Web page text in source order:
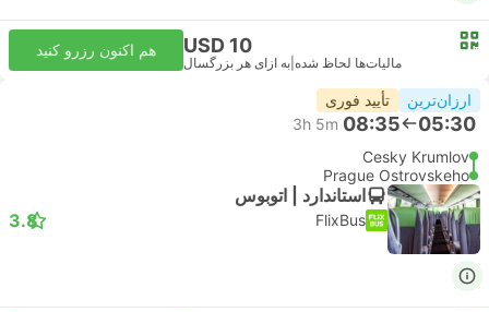
USD 10
مالیات‌ها لحاظ شده به ازای هر بزرگسال
هم اکنون رزرو کنید
ارزان‌ترین تأیید فوری
05:30
08:35
3h 5m
Cesky Krumlov
Prague Ostrovskeho
استاندارد | اتوبوس
FlixBus
3.8